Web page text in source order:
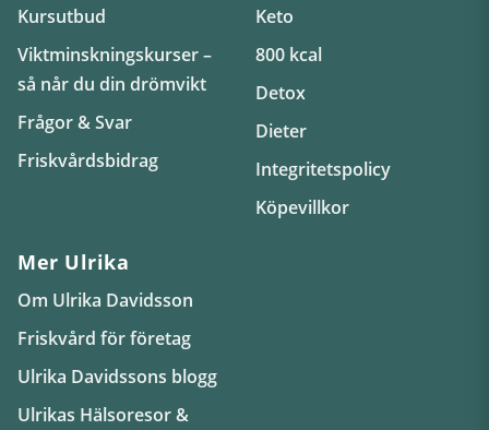
Kursutbud
Viktminskningskurser –
så når du din drömvikt
Frågor & Svar
Friskvårdsbidrag
Keto
800 kcal
Detox
Dieter
Integritetspolicy
Köpevillkor
Mer Ulrika
Om Ulrika Davidsson
Friskvård för företag
Ulrika Davidssons blogg
Ulrikas Hälsoresor &